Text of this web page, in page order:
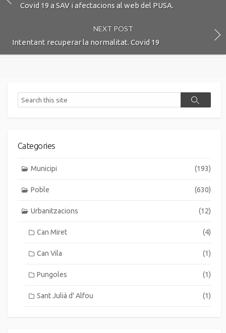
Covid 19 a SAV i afectacions al web del PUSA.
NEXT POST
Intentant recuperar la normalitat. Covid 19
Search
Search
Categories
Municipi (193)
Poble (630)
Urbanitzacions (12)
Can Miret (4)
Can Vila (1)
Pungoles (1)
Sant Julià d' Alfou (1)